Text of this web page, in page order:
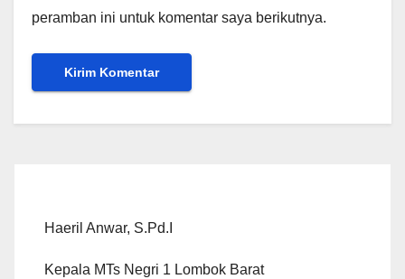
peramban ini untuk komentar saya berikutnya.
Haeril Anwar, S.Pd.I
Kepala MTs Negri 1 Lombok Barat